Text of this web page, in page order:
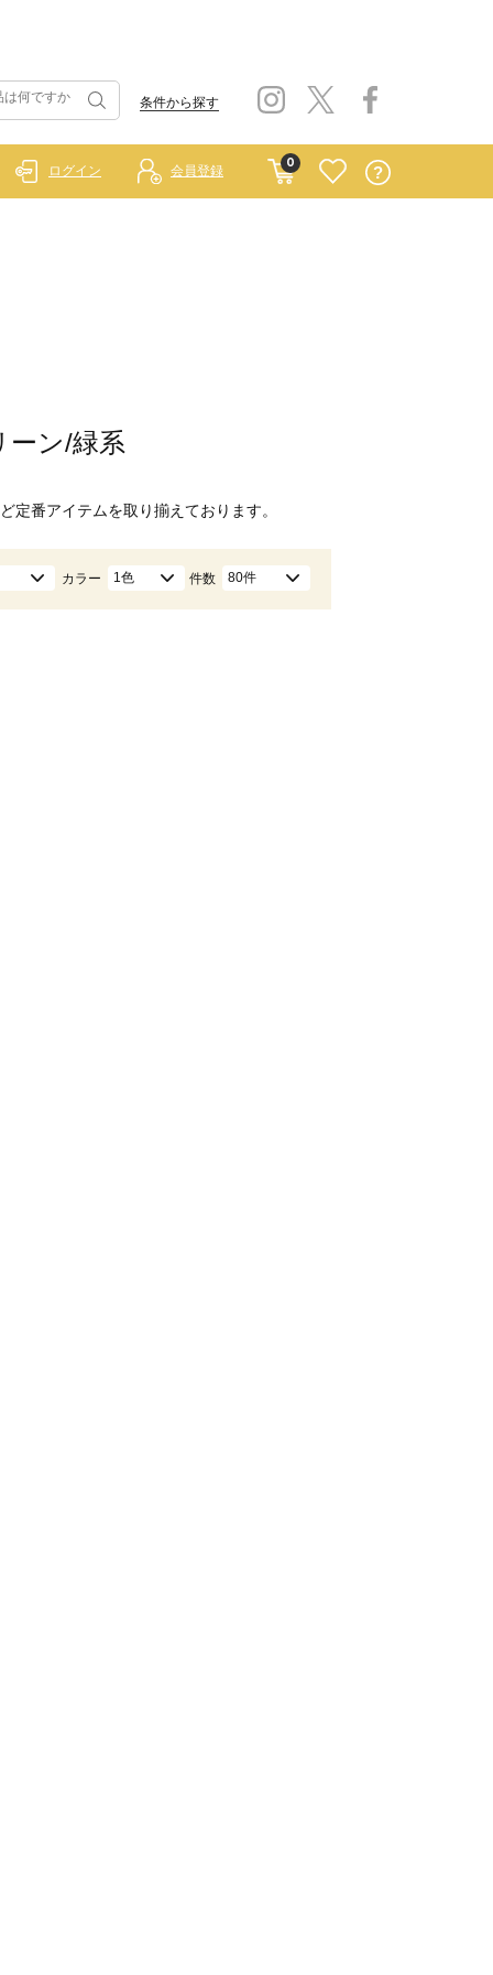
条件から探す
0
ログイン 会員登録
ーン/緑系
定番アイテムを取り揃えております。
カラー 1色 件数 80件